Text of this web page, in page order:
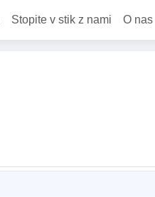
Stopite v stik z nami O nas